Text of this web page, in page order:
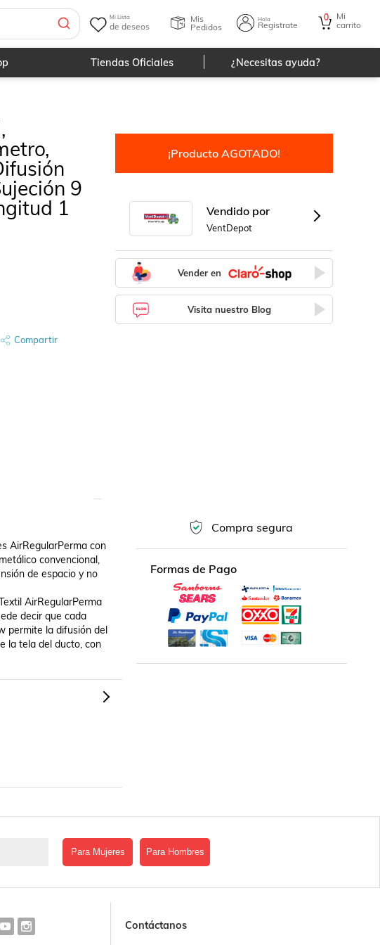
Mi Lista
de deseos
Mis
Pedidos
Hola
Registrate
0
Mi
carrito
Tiendas Oficiales ¿Necesitas ayuda?
9
1
Compartir
¡Producto AGOTADO!
Vendido por
VentDepot
Vender en
Visita nuestro Blog
AirRegularPerma con
convencional,
de espacio y no
AirRegularPerma
decir que cada
permite la difusión del
la tela del ducto, con
Compra segura
Formas de Pago
Para Mujeres Para Hombres
Contáctanos